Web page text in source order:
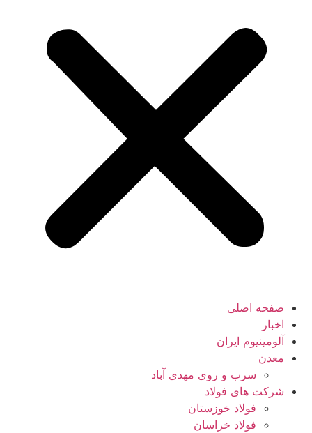
صفحه اصلی
اخبار
آلومینیوم ایران
معدن
سرب و روی مهدی آباد
شرکت های فولاد
فولاد خوزستان
فولاد خراسان